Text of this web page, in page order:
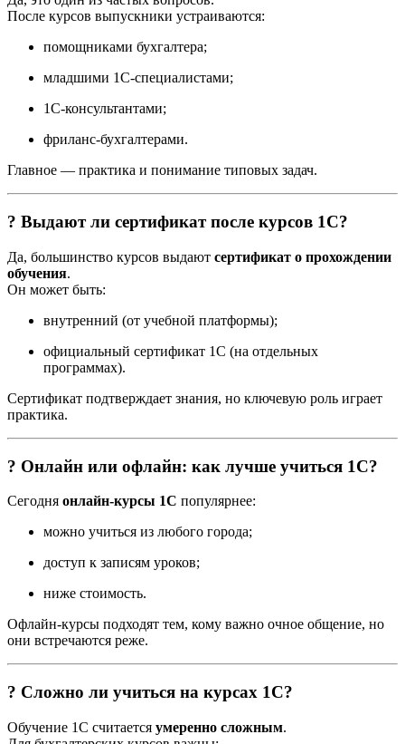
После курсов выпускники устраиваются:
помощниками бухгалтера;
младшими 1С-специалистами;
1С-консультантами;
фриланс-бухгалтерами.
Главное — практика и понимание типовых задач.
? Выдают ли сертификат после курсов 1С?
Да, большинство курсов выдают сертификат о прохождении
обучения.
Он может быть:
внутренний (от учебной платформы);
официальный сертификат 1С (на отдельных
программах).
Сертификат подтверждает знания, но ключевую роль играет
практика.
? Онлайн или офлайн: как лучше учиться 1С?
Сегодня онлайн-курсы 1С популярнее:
можно учиться из любого города;
доступ к записям уроков;
ниже стоимость.
Офлайн-курсы подходят тем, кому важно очное общение, но
они встречаются реже.
? Сложно ли учиться на курсах 1С?
Обучение 1С считается умеренно сложным.